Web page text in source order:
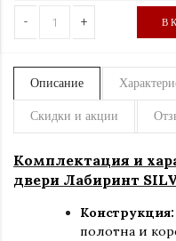
- + В
Описание
Скидки и акции
Комплектация и
двери Лабиринт
Конструкция:
полотна и